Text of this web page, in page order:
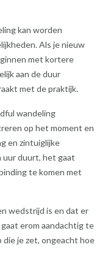
kan worden
Als je nieuw
met kortere
aan de duur
met de praktijk.
wandeling
op het moment en
en zintuiglijke
uur duurt, het gaat
te komen met
wedstrijd is en dat er
gaat erom aandachtig te
je zet, ongeacht hoe